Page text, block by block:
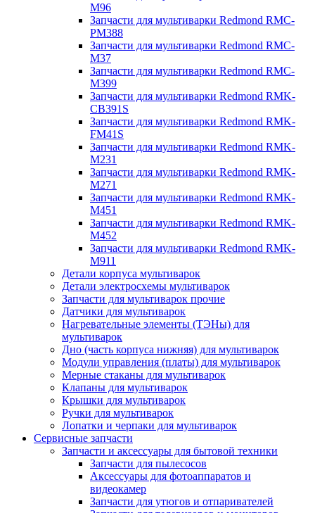
M96
Запчасти для мультиварки Redmond RMC-
PM388
Запчасти для мультиварки Redmond RMC-
M37
Запчасти для мультиварки Redmond RMC-
M399
Запчасти для мультиварки Redmond RMK-
CB391S
Запчасти для мультиварки Redmond RMK-
FM41S
Запчасти для мультиварки Redmond RMK-
M231
Запчасти для мультиварки Redmond RMK-
M271
Запчасти для мультиварки Redmond RMK-
M451
Запчасти для мультиварки Redmond RMK-
M452
Запчасти для мультиварки Redmond RMK-
M911
Детали корпуса мультиварок
Детали электросхемы мультиварок
Запчасти для мультиварок прочие
Датчики для мультиварок
Нагревательные элементы (ТЭНы) для
мультиварок
Дно (часть корпуса нижняя) для мультиварок
Модули управления (платы) для мультиварок
Мерные стаканы для мультиварок
Клапаны для мультиварок
Крышки для мультиварок
Ручки для мультиварок
Лопатки и черпаки для мультиварок
Сервисные запчасти
Запчасти и аксессуары для бытовой техники
Запчасти для пылесосов
Аксессуары для фотоаппаратов и
видеокамер
Запчасти для утюгов и отпаривателей